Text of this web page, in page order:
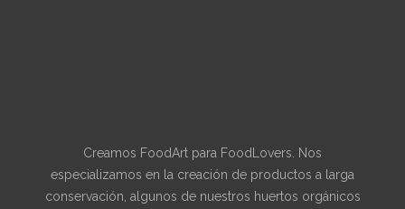
Creamos FoodArt para FoodLovers. Nos
especializamos en la creación de productos a larga
conservación, algunos de nuestros huertos orgánicos